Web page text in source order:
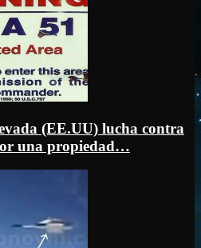
(EE.UU) lucha contra
una propiedad…